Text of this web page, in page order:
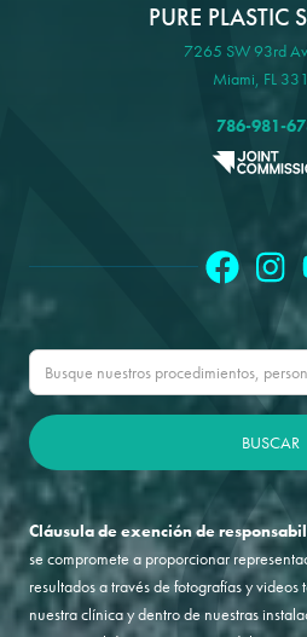
PURE PLASTIC
7265 SW 93rd
Miami, FL
786-981-
Cláusula de exención de
se compromete a proporcionar
resultados a través de fotografías y
nuestra clínica y dentro de nuestras